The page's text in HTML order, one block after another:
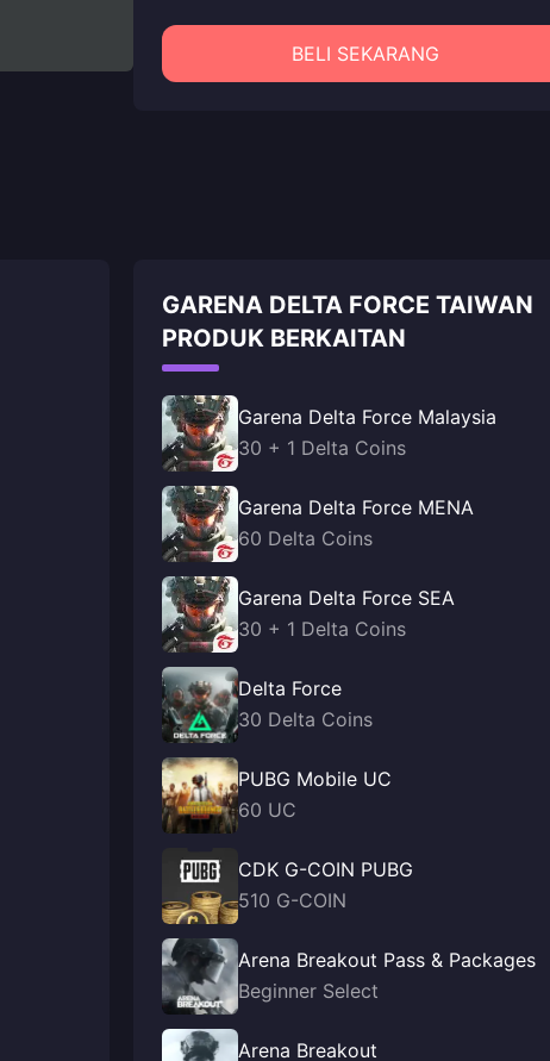
BELI SEKARANG
GARENA DELTA FORCE TAIWAN
PRODUK BERKAITAN
Garena Delta Force Malaysia
30 + 1 Delta Coins
Garena Delta Force MENA
60 Delta Coins
Garena Delta Force SEA
30 + 1 Delta Coins
Delta Force
30 Delta Coins
PUBG Mobile UC
60 UC
CDK G-COIN PUBG
510 G-COIN
Arena Breakout Pass & Packages
Beginner Select
Arena Breakout